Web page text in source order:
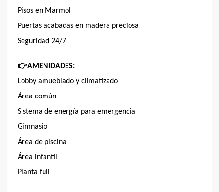
Pisos en Marmol
Puertas acabadas en madera preciosa
Seguridad 24/7
👉AMENIDADES:
Lobby amueblado y climatizado
Área común
Sistema de energía para emergencia
Gimnasio
Área de piscina
Área infantil
Planta full